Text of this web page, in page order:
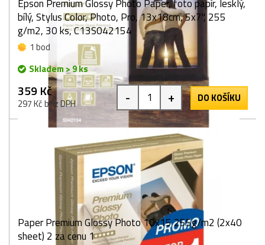
Epson Premium Glossy Photo Paper, foto papír, lesklý,
bílý, Stylus Color, Photo, Pro, 13x18cm, 5x7", 255
g/m2, 30 ks, C13S042154
1 bod
Skladem > 9 ks
359 Kč
297 Kč bez DPH - + DO KOŠÍKU
Paper Premium Glossy Photo 10x15 255g/m2 (2x40
sheet) 2 za cenu 1